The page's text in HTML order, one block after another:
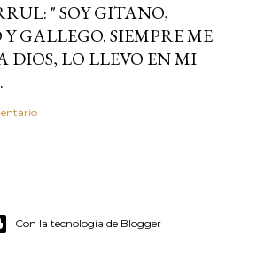
" SOY GITANO,
GALLEGO. SIEMPRE ME
DIOS, LO LLEVO EN MI
Con la tecnología de Blogger